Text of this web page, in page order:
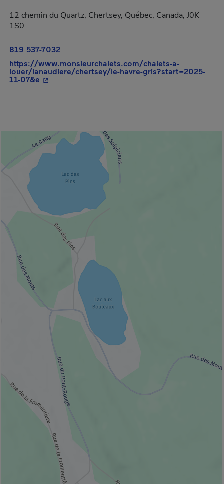
12 chemin du Quartz, Chertsey, Québec, Canada, J0K
1S0
819 537-7032
https://www.monsieurchalets.com/chalets-a-
louer/lanaudiere/chertsey/le-havre-gris?start=2025-
11-07&e - Cet hyperlien s'ouvrira dans une nouvelle